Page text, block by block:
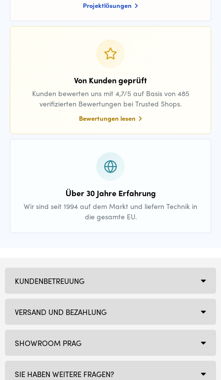
Projektlösungen
Von Kunden geprüft
Kunden bewerten uns mit 4,7/5 auf Basis von 485
verifizierten Bewertungen bei Trusted Shops.
Bewertungen lesen
Über 30 Jahre Erfahrung
Wir sind seit 1994 auf dem Markt und liefern Technik in
die gesamte EU.
SHOWROOM PRAG
SIE HABEN WEITERE FRAGEN?
KUNDENBETREUUNG
VERSAND UND BEZAHLUNG